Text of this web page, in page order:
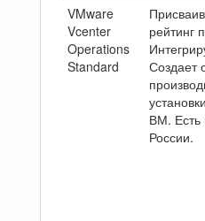
VMware
Vcenter
Operations
Standard
рейтинг
Создает
ВМ. Есть
России.